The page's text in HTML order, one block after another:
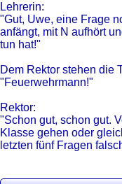
Lehrerin:
"Gut, Uwe, eine Frage
anfängt, mit N aufhört
tun hat!"
Dem Rektor stehen die
"Feuerwehrmann!"
Rektor:
"Schon gut, schon gut.
Klasse gehen oder
letzten fünf Fragen